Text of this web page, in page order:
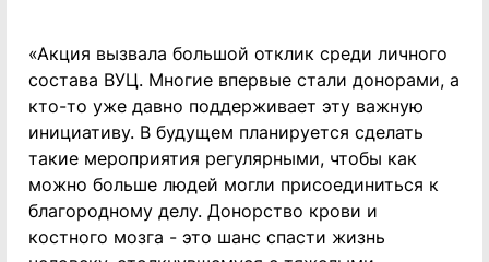
«Акция вызвала большой отклик среди личного
состава ВУЦ. Многие впервые стали донорами, а
кто-то уже давно поддерживает эту важную
инициативу. В будущем планируется сделать
такие мероприятия регулярными, чтобы как
можно больше людей могли присоединиться к
благородному делу. Донорство крови и
костного мозга - это шанс спасти жизнь